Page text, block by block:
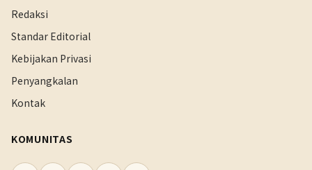
Redaksi
Standar Editorial
Kebijakan Privasi
Penyangkalan
Kontak
KOMUNITAS